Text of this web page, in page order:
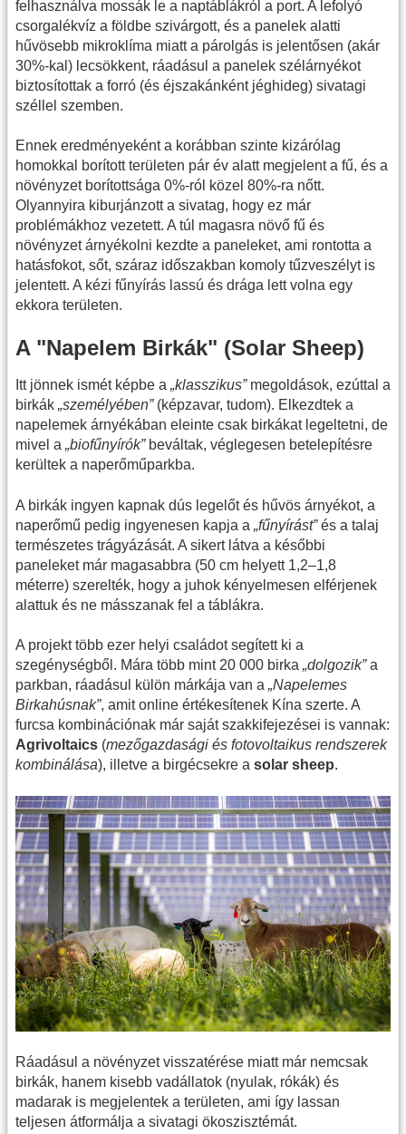
felhasználva mossák le a naptáblákról a port. A lefolyó
csorgalékvíz a földbe szivárgott, és a panelek alatti
hűvösebb mikroklíma miatt a párolgás is jelentősen (akár
30%-kal) lecsökkent, ráadásul a panelek szélárnyékot
biztosítottak a forró (és éjszakánként jéghideg) sivatagi
széllel szemben.
Ennek eredményeként a korábban szinte kizárólag
homokkal borított területen pár év alatt megjelent a fű, és a
növényzet borítottsága 0%-ról közel 80%-ra nőtt.
Olyannyira kiburjánzott a sivatag, hogy ez már
problémákhoz vezetett. A túl magasra növő fű és
növényzet árnyékolni kezdte a paneleket, ami rontotta a
hatásfokot, sőt, száraz időszakban komoly tűzveszélyt is
jelentett. A kézi fűnyírás lassú és drága lett volna egy
ekkora területen.
A "Napelem Birkák" (Solar Sheep)
Itt jönnek ismét képbe a „klasszikus”megoldások, ezúttal a
birkák „személyében”(képzavar, tudom). Elkezdtek a
napelemek árnyékában eleinte csak birkákat legeltetni, de
mivel a „biofűnyírók”beváltak, véglegesen betelepítésre
kerültek a naperőműparkba.
A birkák ingyen kapnak dús legelőt és hűvös árnyékot, a
naperőmű pedig ingyenesen kapja a „fűnyírást”és a talaj
természetes trágyázását. A sikert látva a későbbi
paneleket már magasabbra (50 cm helyett 1,2–1,8
méterre) szerelték, hogy a juhok kényelmesen elférjenek
alattuk és ne másszanak fel a táblákra.
A projekt több ezer helyi családot segített ki a
szegénységből. Mára több mint 20 000 birka „dolgozik”a
parkban, ráadásul külön márkája van a „Napelemes
Birkahúsnak”, amit online értékesítenek Kína szerte. A
furcsa kombinációnak már saját szakkifejezései is vannak:
Agrivoltaics (mezőgazdasági és fotovoltaikus rendszerek
kombinálása), illetve a birgécsekre a solar sheep.
Ráadásul a növényzet visszatérése miatt már nemcsak
birkák, hanem kisebb vadállatok (nyulak, rókák) és
madarak is megjelentek a területen, ami így lassan
teljesen átformálja a sivatagi ökoszisztémát.